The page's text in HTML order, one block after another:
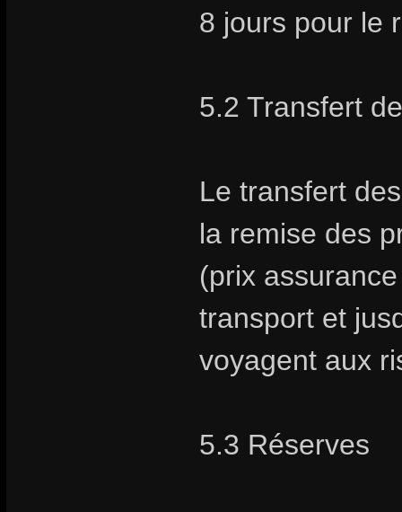
8 jours pour le
5.2 Transfert
Le transfert
la remise des
(prix
transport et
voyagent aux
5.3 Réserves